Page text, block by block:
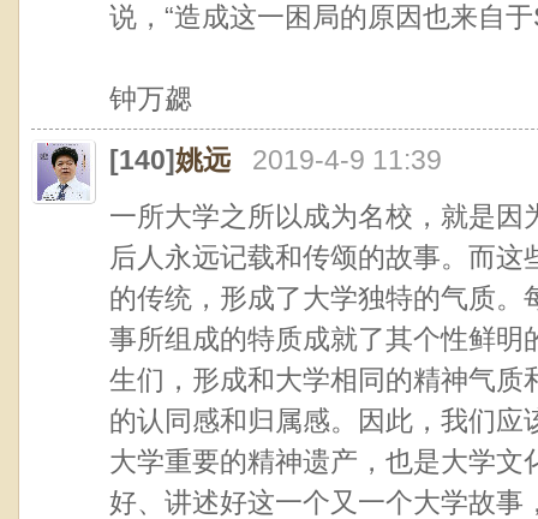
说，“造成这一困局的原因也来自
钟万勰
[140]姚远
2019-4-9 11:39
一所大学之所以成为名校，就是
后人永远记载和传颂的故事。而
的传统，形成了大学独特的气质
事所组成的特质成就了其个性鲜
生们，形成和大学相同的精神气
的认同感和归属感。因此，我们
大学重要的精神遗产，也是大学
好、讲述好这一个又一个大学故